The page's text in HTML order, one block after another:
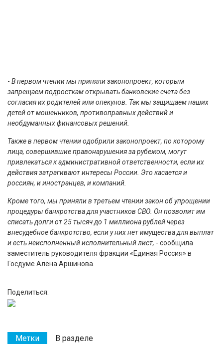
- В первом чтении мы приняли законопроект, которым
запрещаем подросткам открывать банковские счета без
согласия их родителей или опекунов. Так мы защищаем наших
детей от мошенников, противоправных действий и
необдуманных финансовых решений.
Также в первом чтении одобрили законопроект, по которому
лица, совершившие правонарушения за рубежом, могут
привлекаться к административной ответственности, если их
действия затрагивают интересы России. Это касается и
россиян, и иностранцев, и компаний.
Кроме того, мы приняли в третьем чтении закон об упрощении
процедуры банкротства для участников СВО. Он позволит им
списать долги от 25 тысяч до 1 миллиона рублей через
внесудебное банкротство, если у них нет имущества для выплат
и есть неисполненный исполнительный лист, - сообщила
заместитель руководителя фракции «Единая Россия» в
Госдуме Алёна Аршинова.
Поделиться:
Метки В разделе